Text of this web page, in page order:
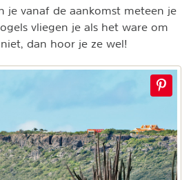
je vanaf de aankomst meteen je
vliegen je als het ware om
dan hoor je ze wel!